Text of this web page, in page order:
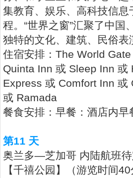
集教育、娱乐、高科技信
程。“世界之窗”汇聚了中
独特的文化、建筑、民俗
住宿安排：The World
Quinta Inn 或 Sleep Inn
Express 或 Comfort Inn
或 Ramada
餐食安排：早餐：酒店内
第11 天
奥兰多—芝加哥 内陆航班
【千禧公园】（游览时间